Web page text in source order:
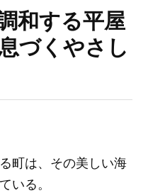
和する平屋
づくやさし
町は、その美しい海
いる。